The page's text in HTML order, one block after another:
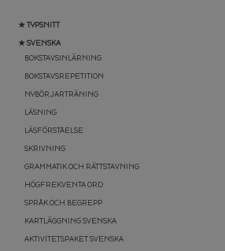
★ TYPSNITT
★ SVENSKA
BOKSTAVSINLÄRNING
BOKSTAVSREPETITION
NYBÖRJARTRÄNING
LÄSNING
LÄSFÖRSTÅELSE
SKRIVNING
GRAMMATIK OCH RÄTTSTAVNING
HÖGFREKVENTA ORD
SPRÅK OCH BEGREPP
KARTLÄGGNING SVENSKA
AKTIVITETSPAKET SVENSKA